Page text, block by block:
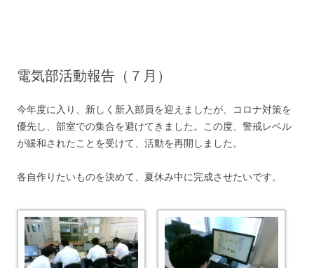
キ
ッ
電気部活動報告（７月）
今年度に入り、新しく新入部員を迎えましたが、コロナ対策を
優先し、部室での集合を避けてきました。この度、警戒レベル
が緩和されたことを受けて、活動を再開しました。
各自作りたいものを決めて、夏休み中に完成させたいです。